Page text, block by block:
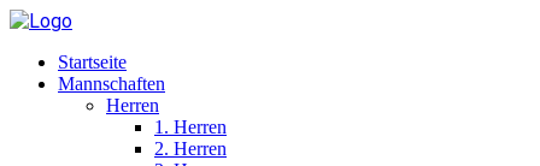
Startseite
Mannschaften
Herren
1. Herren
2. Herren